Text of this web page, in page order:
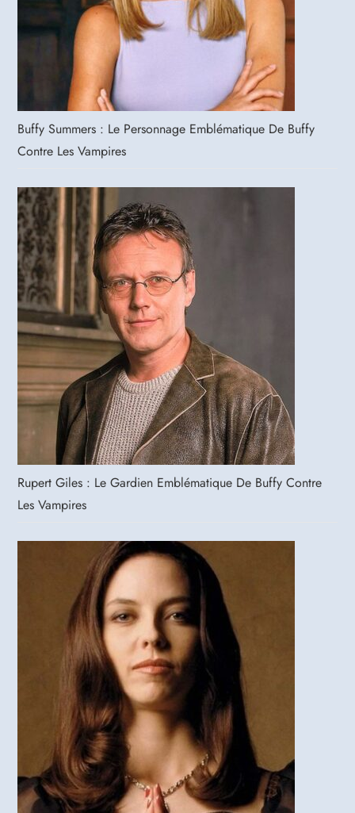
Buffy Summers : Le Personnage Emblématique De Buffy
Contre Les Vampires
Rupert Giles : Le Gardien Emblématique De Buffy Contre
Les Vampires